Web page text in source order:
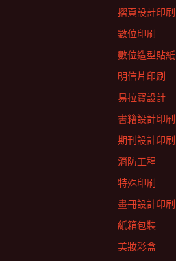
摺頁設計印刷
數位印刷
數位造型貼紙
明信片印刷
易拉寶設計
書籍設計印刷
期刊設計印刷
消防工程
特殊印刷
畫冊設計印刷
紙箱包裝
美妝彩盒